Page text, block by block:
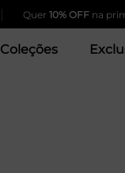
Quer10% OFFna primeira
Coleções